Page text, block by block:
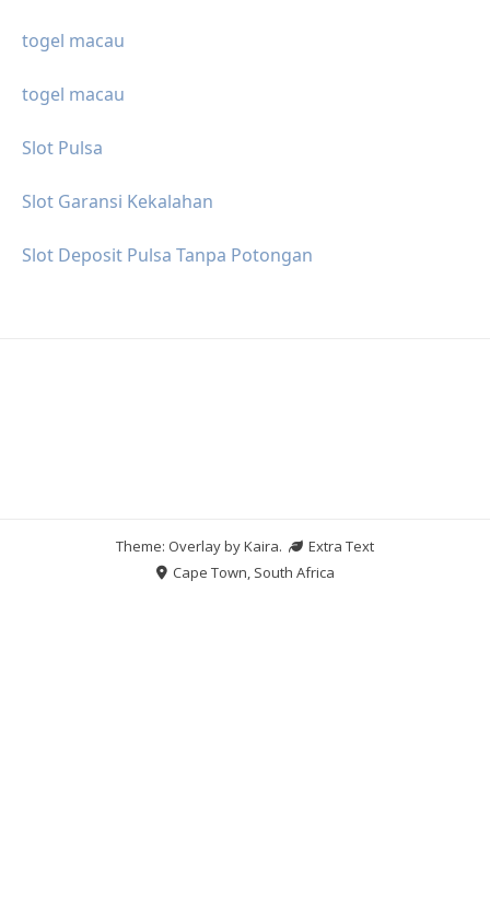
togel macau
togel macau
Slot Pulsa
Slot Garansi Kekalahan
Slot Deposit Pulsa Tanpa Potongan
Theme: Overlay byKaira.
Extra Text
Cape Town, South Africa